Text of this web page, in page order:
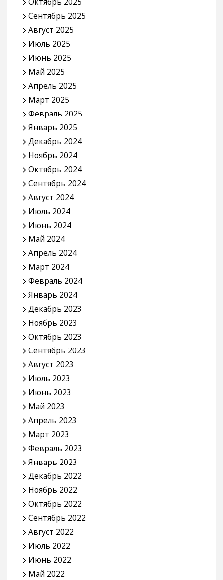
Октябрь 2025
Сентябрь 2025
Август 2025
Июль 2025
Июнь 2025
Май 2025
Апрель 2025
Март 2025
Февраль 2025
Январь 2025
Декабрь 2024
Ноябрь 2024
Октябрь 2024
Сентябрь 2024
Август 2024
Июль 2024
Июнь 2024
Май 2024
Апрель 2024
Март 2024
Февраль 2024
Январь 2024
Декабрь 2023
Ноябрь 2023
Октябрь 2023
Сентябрь 2023
Август 2023
Июль 2023
Июнь 2023
Май 2023
Апрель 2023
Март 2023
Февраль 2023
Январь 2023
Декабрь 2022
Ноябрь 2022
Октябрь 2022
Сентябрь 2022
Август 2022
Июль 2022
Июнь 2022
Май 2022